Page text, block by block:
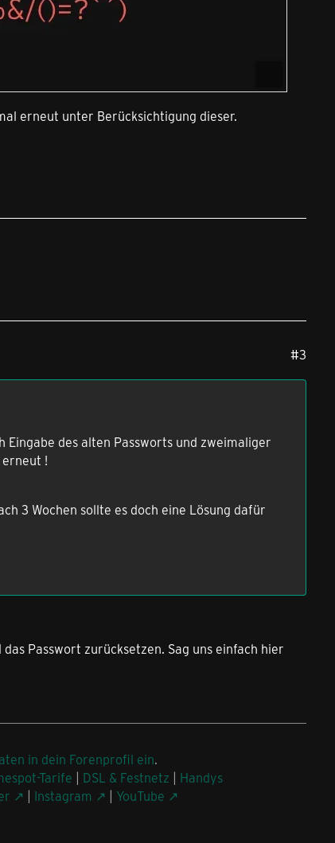
erneut unter Berücksichtigung dieser.
#3
Eingabe des alten Passworts und zweimaliger
!
3 Wochen sollte es doch eine Lösung dafür
Passwort zurücksetzen. Sag uns einfach hier
in dein Forenprofil ein.
Tarife | DSL & Festnetz | Handys
| Instagram | YouTube